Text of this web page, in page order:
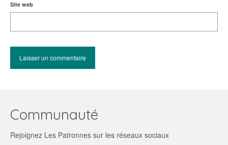
Site web
Communauté
Rejoignez Les Patronnes sur les réseaux sociaux